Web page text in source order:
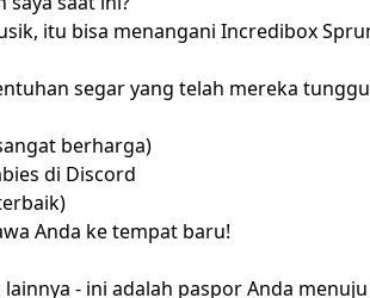
itu bisa menangani Incredibox
segar yang telah mereka
berharga)
di Discord
Anda ke tempat baru!
- ini adalah paspor Anda